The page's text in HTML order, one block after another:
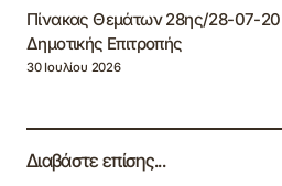
Πίνακας Θεμάτων 28ης/28-07-
Δημοτικής Επιτροπής
30 Ιουλίου 2026
Διαβάστε επίσης...